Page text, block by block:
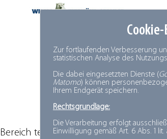
Zur fortlaufenden Verbesserung
statistischen Analyse des
Die dabei eingesetzten Dienste (
Matomo) können
Ihrem Endgerät speichern.
Rechtsgrundlage:
Die Verarbeitung erfolgt
Einwilligung gemäß Art. 6 Abs. 1 lit.
temperaturgeführter